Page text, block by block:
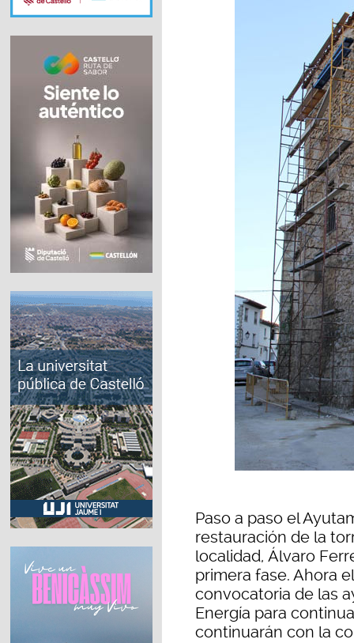
Paso a paso el
restauración de la
localidad, Álvaro
primera fase. Ahora
convocatoria de las
Energía para
continuarán con la